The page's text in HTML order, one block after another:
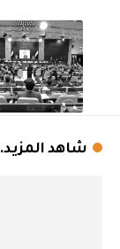
شاهد